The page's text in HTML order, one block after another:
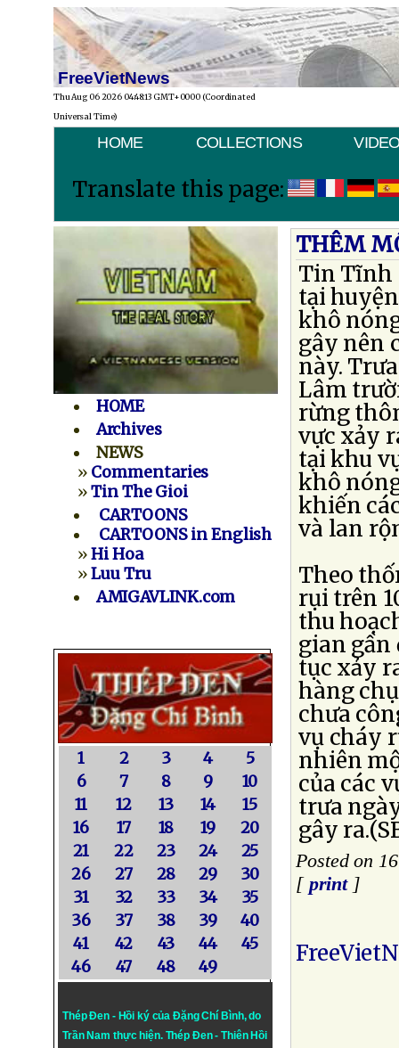
FreeVietNews
Thu Aug 06 2026 04:48:13 GMT+0000 (Coordinated
Universal Time)
HOME COLLECTIONS
Translate this page:
HOME
Archives
NEWS
» Commentaries
»Tin The Gioi
CARTOONS
CARTOONS in English
»Hi Hoa
»Luu Tru
AMIGAVLINK.com
1 2 3 4
5
6
7 8 9
10
11
12 13 14
15
16
17 18 19
20
21
22 23 24
25
26
27 28 29
30
31
32 33 34
35
36
37 38 39
40
41
42 43 44
45
46
47 48 49
Thép Đen - Hồi ký của Đặng Chí Bình, do
Trần Nam thực hiện. Thép Đen- Thiên Hồi
THÊM
Tin Tĩnh
tại
khô
gây nên
này.
Lâm
rừng
vực xảy
tại khu
khô
khiến
và lan
Theo
rụi trên
thu
gian gần
tục xảy
hàng
chưa
vụ cháy
nhiên
của các
trưa
gây
Posted on
[ print]